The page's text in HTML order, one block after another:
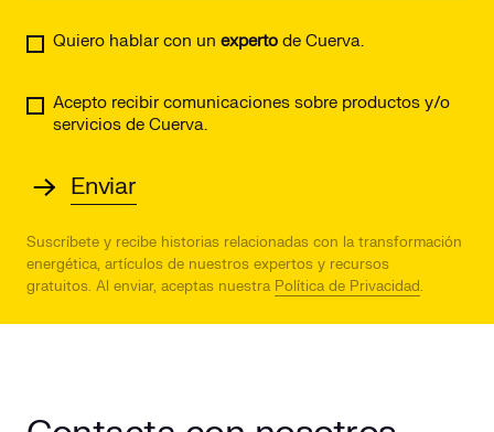
Quiero hablar con un experto de Cuerva.
Acepto recibir comunicaciones sobre productos y/o
servicios de Cuerva.
Suscríbete y recibe historias relacionadas con la transformación
energética, artículos de nuestros expertos y recursos
gratuitos. Al enviar, aceptas nuestra Política de Privacidad.